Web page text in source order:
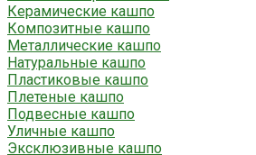
Керамические кашпо
Композитные кашпо
Металлические кашпо
Натуральные кашпо
Пластиковые кашпо
Плетеные кашпо
Подвесные кашпо
Уличные кашпо
Эксклюзивные кашпо